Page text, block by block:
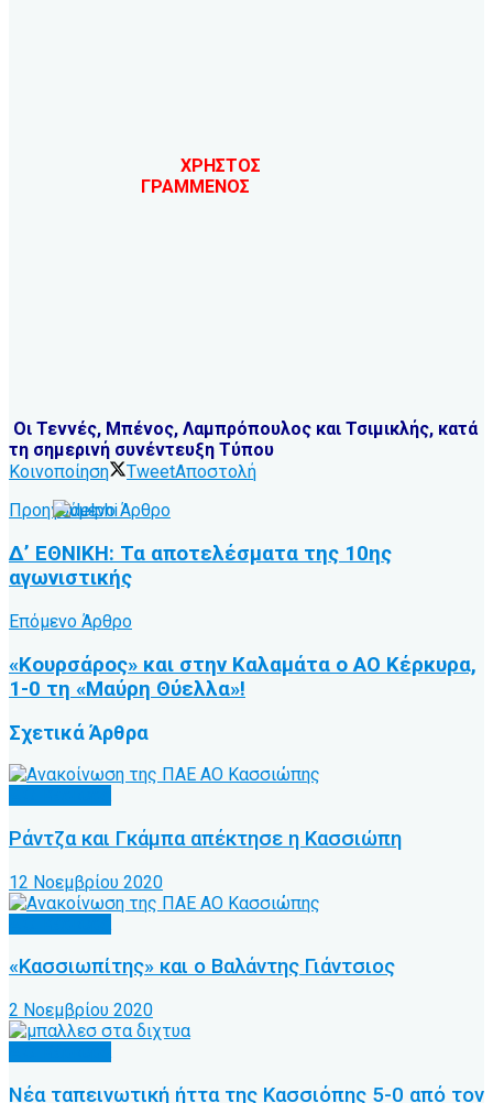
ΧΡΗΣΤΟΣ
ΓΡΑΜΜΕΝΟΣ
Οι Τεννές, Μπένος, Λαμπρόπουλος και Τσιμικλής, κατά
τη σημερινή συνέντευξη Τύπου
Κοινοποίηση
TweetΑποστολή
Προηγούμενο Άρθρο
Δ’ ΕΘΝΙΚΗ: Τα αποτελέσματα της 10ης
αγωνιστικής
Επόμενο Άρθρο
«Κουρσάρος» και στην Καλαμάτα ο ΑΟ Κέρκυρα,
1-0 τη «Μαύρη Θύελλα»!
ΣχετικάΆρθρα
Ράντζα και Γκάμπα απέκτησε η Κασσιώπη
12 Νοεμβρίου 2020
«Κασσιωπίτης» και ο Βαλάντης Γιάντσιος
2 Νοεμβρίου 2020
Νέα ταπεινωτική ήττα της Κασσιόπης 5-0 από τον